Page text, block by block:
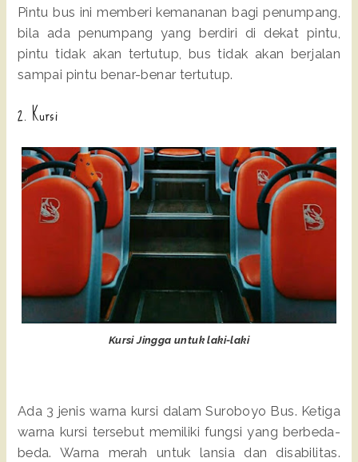
Pintu bus ini memberi kemananan bagi penumpang,
bila ada penumpang yang berdiri di dekat pintu,
pintu tidak akan tertutup, bus tidak akan berjalan
sampai pintu benar-benar tertutup.
2. Kursi
Kursi Jingga untuk laki-laki
Ada 3 jenis warna kursi dalam Suroboyo Bus. Ketiga
warna kursi tersebut memiliki fungsi yang berbeda-
beda. Warna merah untuk lansia dan disabilitas.